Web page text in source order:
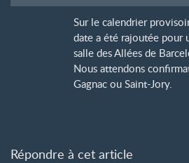
Sur le calendrier
date a été rajoutée pour
salle des Allées de
Nous attendons
Gagnac ou Saint-Jory.
Répondre à cet article